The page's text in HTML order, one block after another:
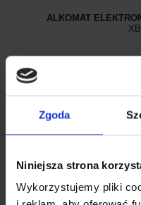
Zgoda
Niniejsza strona
Wykorzystujemy pliki
ALKOMAT
Poradniki i